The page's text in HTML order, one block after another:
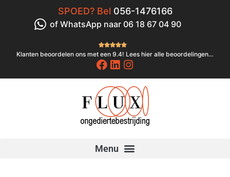
SPOED? Bel056-1476166
of WhatsApp naar 06 18 67 04 90

Klanten beoordelen ons met een 9.4! Lees hier alle beoordelingen…